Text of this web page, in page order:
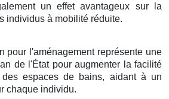
un effet avantageux sur la
individus à mobilité réduite.
pour l'aménagement représente une
de l'État pour augmenter la facilité
espaces de bains, aidant à un
chaque individu.